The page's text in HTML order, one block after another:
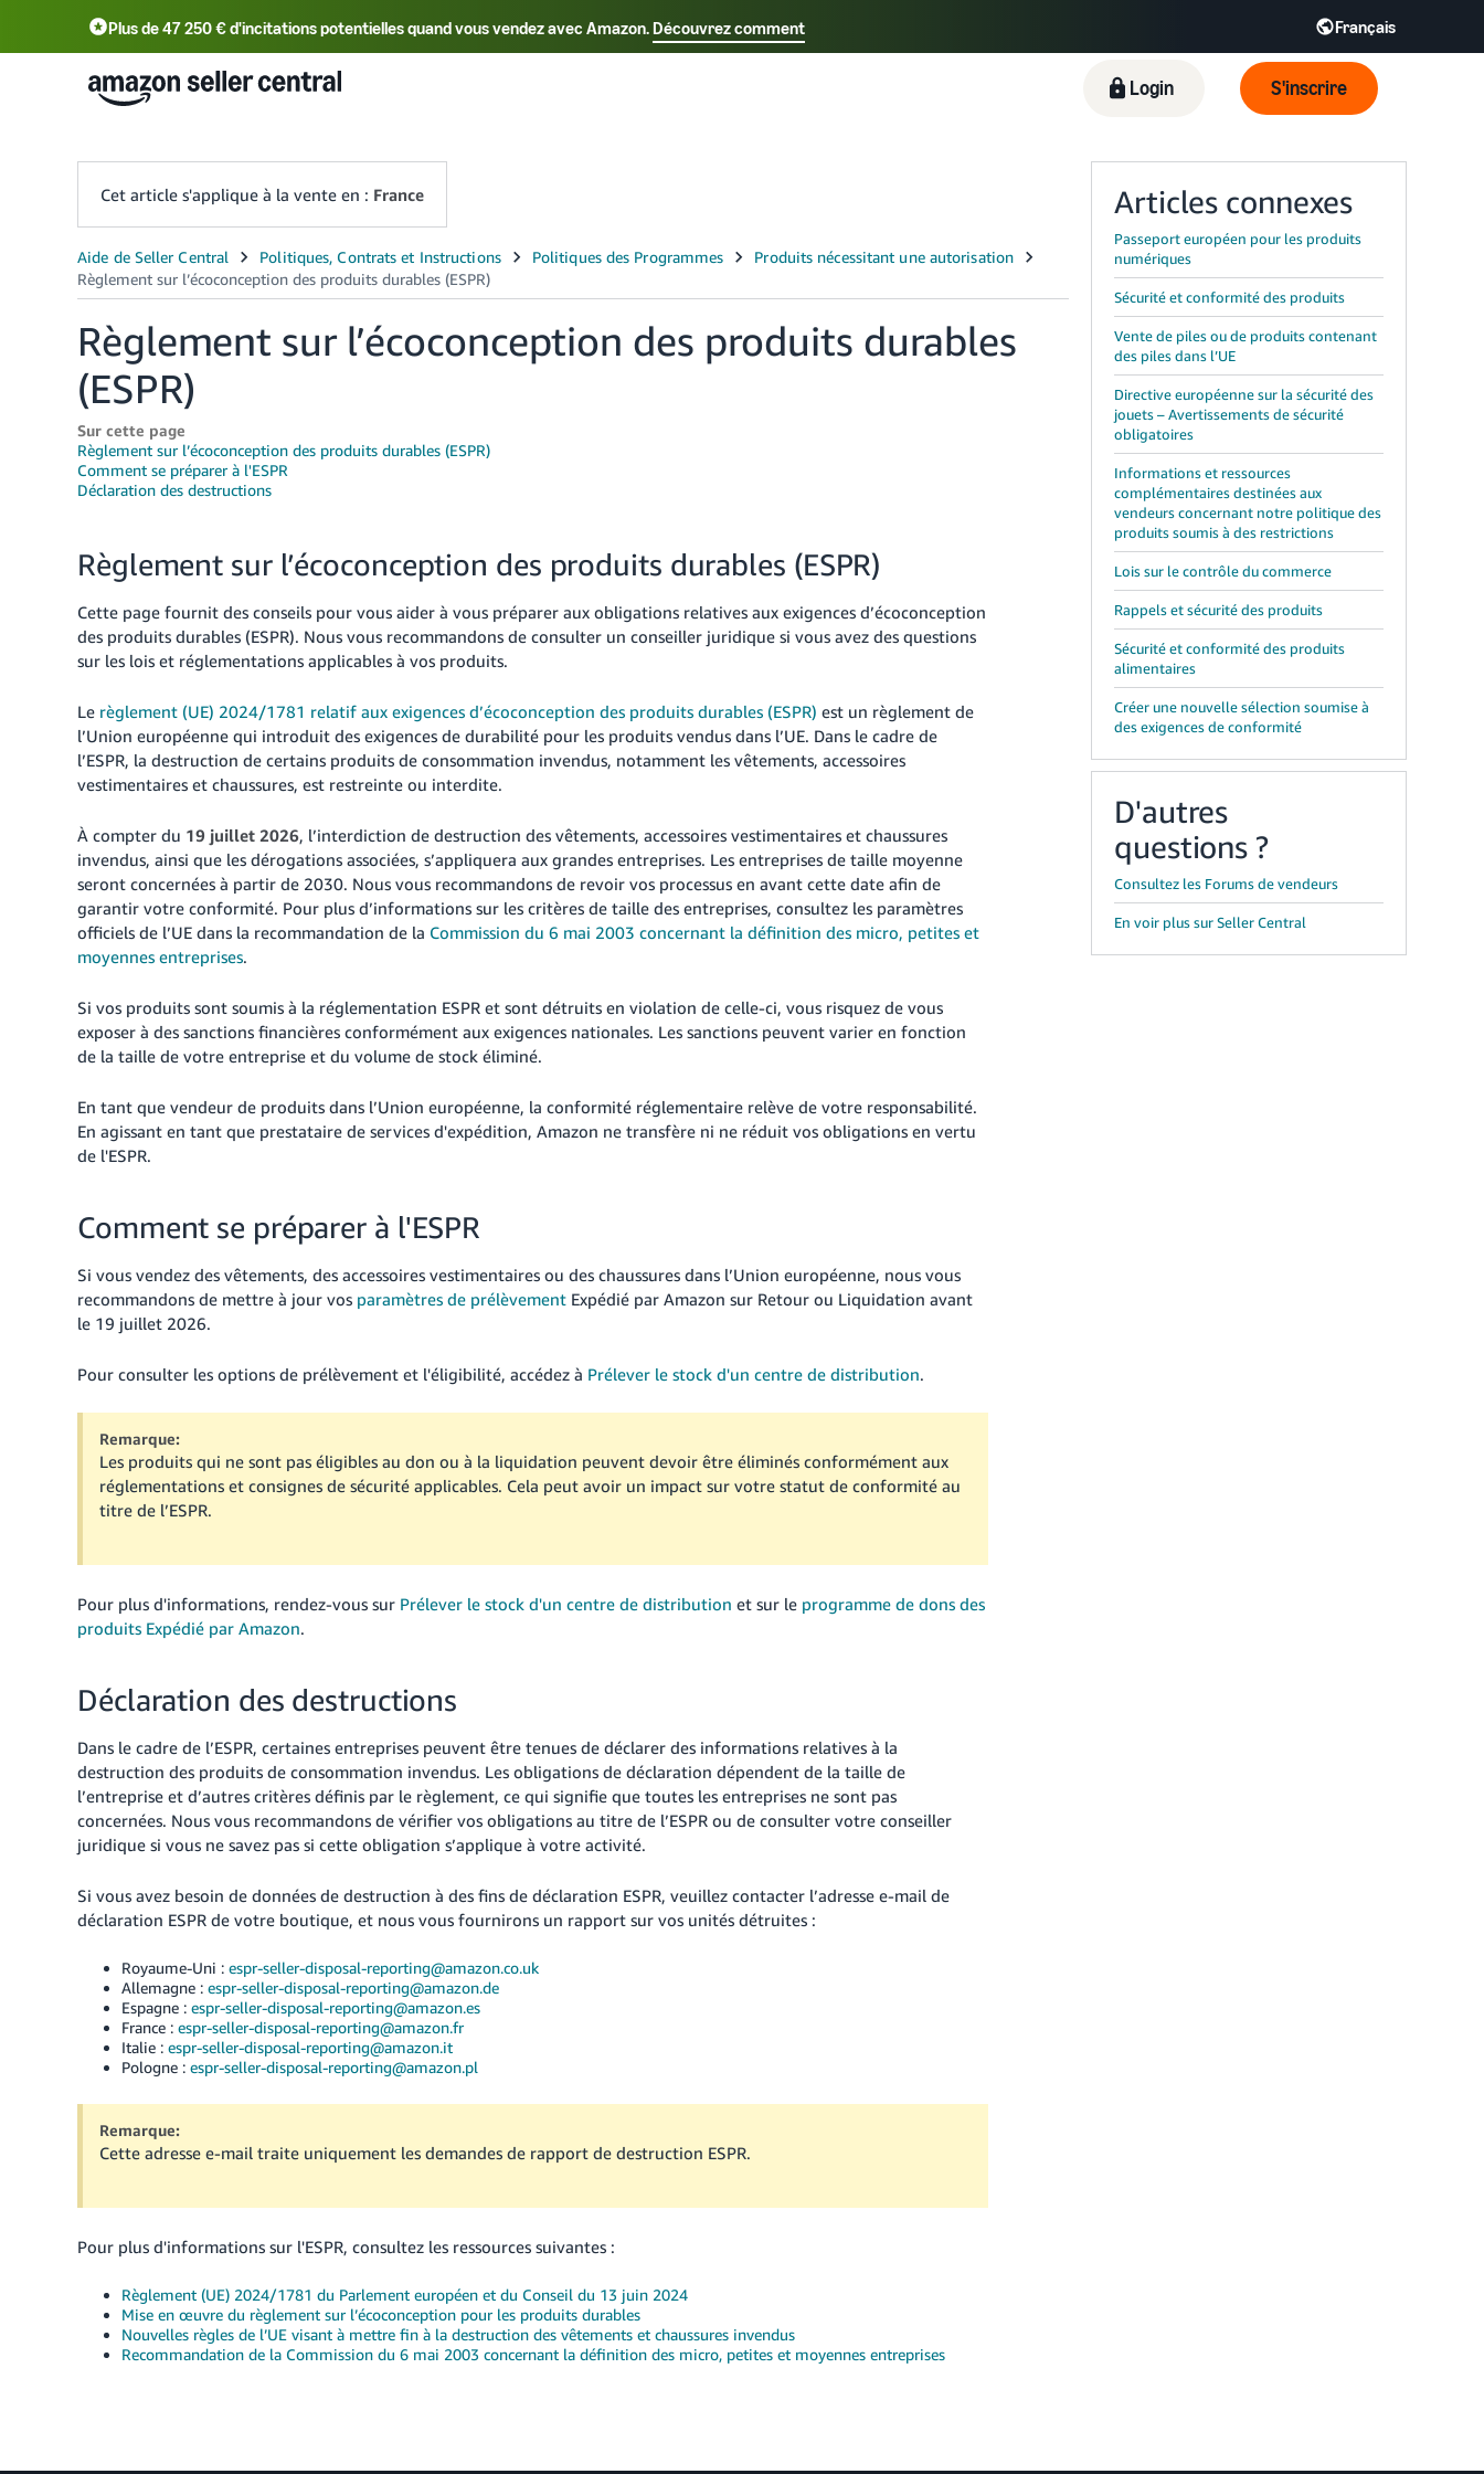
Plus de 47 250 € d'incitations potentielles quand vous vendez avec Amazon.Découvrez comment Français
Select your preferred language
中文 - CN 中文 - TW Deutsch - DE Español - ES English - FR
Login S'inscrire
Cet article s'applique à la vente en : France
Règlement sur l’écoconception des produits durables
(ESPR)
Sur cette page
Règlement sur l’écoconception des produits durables (ESPR)
Comment se préparer à l'ESPR
Déclaration des destructions
Règlement sur l’écoconception des produits durables (ESPR)
Cette page fournit des conseils pour vous aider à vous préparer aux obligations relatives aux exigences d’écoconception
des produits durables (ESPR). Nous vous recommandons de consulter un conseiller juridique si vous avez des questions
sur les lois et réglementations applicables à vos produits.
Le règlement (UE) 2024/1781 relatif aux exigences d’écoconception des produits durables (ESPR) est un règlement de
l’Union européenne qui introduit des exigences de durabilité pour les produits vendus dans l’UE. Dans le cadre de
l’ESPR, la destruction de certains produits de consommation invendus, notamment les vêtements, accessoires
vestimentaires et chaussures, est restreinte ou interdite.
À compter du 19 juillet 2026, l’interdiction de destruction des vêtements, accessoires vestimentaires et chaussures
invendus, ainsi que les dérogations associées, s’appliquera aux grandes entreprises. Les entreprises de taille moyenne
seront concernées à partir de 2030. Nous vous recommandons de revoir vos processus en avant cette date afin de
garantir votre conformité. Pour plus d’informations sur les critères de taille des entreprises, consultez les paramètres
officiels de l’UE dans la recommandation de la Commission du 6 mai 2003 concernant la définition des micro, petites et
moyennes entreprises.
Si vos produits sont soumis à la réglementation ESPR et sont détruits en violation de celle-ci, vous risquez de vous
exposer à des sanctions financières conformément aux exigences nationales. Les sanctions peuvent varier en fonction
de la taille de votre entreprise et du volume de stock éliminé.
En tant que vendeur de produits dans l’Union européenne, la conformité réglementaire relève de votre responsabilité.
En agissant en tant que prestataire de services d'expédition, Amazon ne transfère ni ne réduit vos obligations en vertu
de l'ESPR.
Comment se préparer à l'ESPR
Si vous vendez des vêtements, des accessoires vestimentaires ou des chaussures dans l’Union européenne, nous vous
recommandons de mettre à jour vos paramètres de prélèvement Expédié par Amazon sur Retour ou Liquidation avant
le 19 juillet 2026.
Pour consulter les options de prélèvement et l'éligibilité, accédez à Prélever le stock d'un centre de distribution.
Remarque:
Les produits qui ne sont pas éligibles au don ou à la liquidation peuvent devoir être éliminés conformément aux
réglementations et consignes de sécurité applicables. Cela peut avoir un impact sur votre statut de conformité au
titre de l’ESPR.
Pour plus d'informations, rendez-vous sur Prélever le stock d'un centre de distribution et sur le programme de dons des
produits Expédié par Amazon.
Déclaration des destructions
Dans le cadre de l’ESPR, certaines entreprises peuvent être tenues de déclarer des informations relatives à la
destruction des produits de consommation invendus. Les obligations de déclaration dépendent de la taille de
l’entreprise et d’autres critères définis par le règlement, ce qui signifie que toutes les entreprises ne sont pas
concernées. Nous vous recommandons de vérifier vos obligations au titre de l’ESPR ou de consulter votre conseiller
juridique si vous ne savez pas si cette obligation s’applique à votre activité.
Si vous avez besoin de données de destruction à des fins de déclaration ESPR, veuillez contacter l’adresse e-mail de
déclaration ESPR de votre boutique, et nous vous fournirons un rapport sur vos unités détruites :
Royaume-Uni : espr-seller-disposal-reporting@amazon.co.uk
Allemagne : espr-seller-disposal-reporting@amazon.de
Espagne : espr-seller-disposal-reporting@amazon.es
France : espr-seller-disposal-reporting@amazon.fr
Italie : espr-seller-disposal-reporting@amazon.it
Pologne : espr-seller-disposal-reporting@amazon.pl
Remarque:
Cette adresse e-mail traite uniquement les demandes de rapport de destruction ESPR.
Pour plus d'informations sur l'ESPR, consultez les ressources suivantes :
Règlement (UE) 2024/1781 du Parlement européen et du Conseil du 13 juin 2024
Mise en œuvre du règlement sur l’écoconception pour les produits durables
Nouvelles règles de l’UE visant à mettre fin à la destruction des vêtements et chaussures invendus
Recommandation de la Commission du 6 mai 2003 concernant la définition des micro, petites et moyennes entreprises
Articles connexes
Passeport européen pour les produits
numériques
Sécurité et conformité des produits
Vente de piles ou de produits contenant
des piles dans l’UE
Directive européenne sur la sécurité des
jouets – Avertissements de sécurité
obligatoires
Informations et ressources
complémentaires destinées aux
vendeurs concernant notre politique des
produits soumis à des restrictions
Lois sur le contrôle du commerce
Rappels et sécurité des produits
Sécurité et conformité des produits
alimentaires
Créer une nouvelle sélection soumise à
des exigences de conformité
D'autres
questions ?
Consultez les Forums de vendeurs
En voir plus sur Seller Central